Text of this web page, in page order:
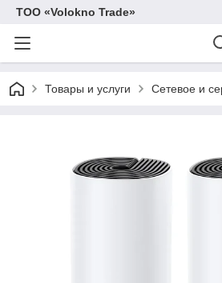
ТОО «Volokno Trade»
Товары и услуги Сетевое и